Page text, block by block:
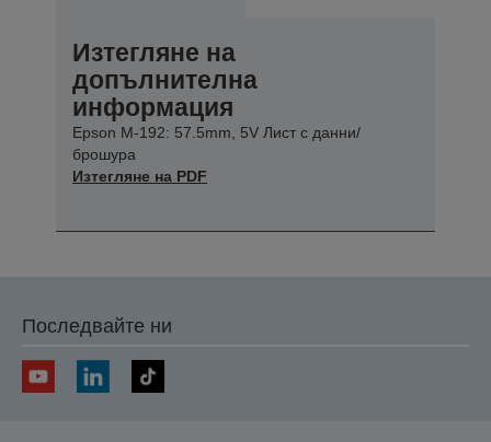
Изтегляне на
допълнителна
информация
Epson M-192: 57.5mm, 5V Лист с данни/
брошура
Изтегляне на PDF
Последвайте ни